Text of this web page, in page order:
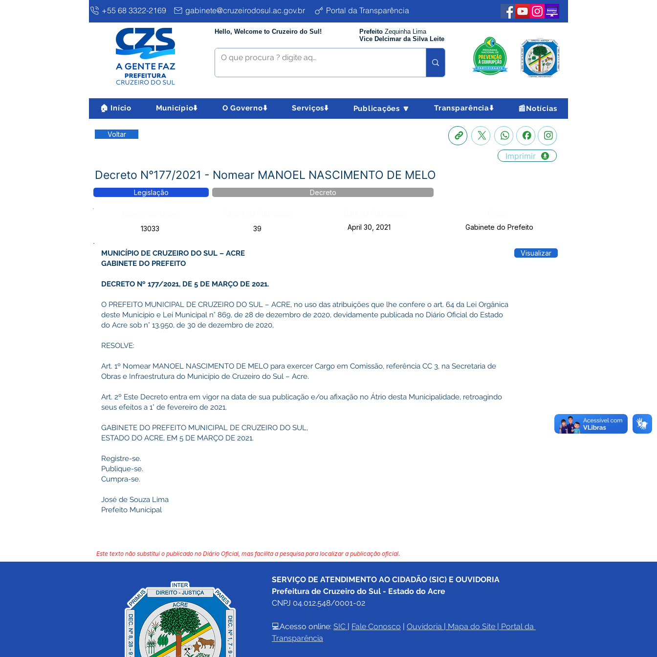
+55 68 3322-2169 gabinete@cruzeirodosul.ac.gov.br Portal da Transparência
Hello, Welcome to Cruzeiro do Sul! Prefeito Zequinha Lima
Vice Delcimar da Silva Leite
🏠 Início Município⬇️ O Governo⬇️ Serviços⬇️ Publicações 🔽 Transparência⬇️ 📰Notícias
Voltar
Imprimir
Decreto N°177/2021 - Nomear MANOEL NASCIMENTO DE MELO
Legislação Decreto
13033
39 April 30, 2021 Gabinete do Prefeito
MUNICÍPIO DE CRUZEIRO DO SUL – ACRE
GABINETE DO PREFEITO
DECRETO Nº 177/2021, DE 5 DE MARÇO DE 2021.
O PREFEITO MUNICIPAL DE CRUZEIRO DO SUL – ACRE, no uso das atribuições que lhe confere o art. 64 da Lei Orgânica
deste Município e Lei Municipal n° 869, de 28 de dezembro de 2020, devidamente publicada no Diário Oficial do Estado
do Acre sob n° 13.950, de 30 de dezembro de 2020,
RESOLVE:
Art. 1º Nomear MANOEL NASCIMENTO DE MELO para exercer Cargo em Comissão, referência CC 3, na Secretaria de
Obras e Infraestrutura do Município de Cruzeiro do Sul – Acre.
Art. 2º Este Decreto entra em vigor na data de sua publicação e/ou afixação no Átrio desta Municipalidade, retroagindo
seus efeitos a 1° de fevereiro de 2021.
GABINETE DO PREFEITO MUNICIPAL DE CRUZEIRO DO SUL,
ESTADO DO ACRE, EM 5 DE MARÇO DE 2021.
Registre-se.
Publique-se.
Cumpra-se.
José de Souza Lima
Prefeito Municipal
Visualizar
Este texto não substitui o publicado no Diário Oficial, mas facilita a pesquisa para localizar a publicação oficial.
SERVIÇO DE ATENDIMENTO AO CIDADÃO (SIC) E OUVIDORIA
Prefeitura de Cruzeiro do Sul - Estado do Acre
CNPJ 04.012.548/0001-02
💻Acesso online: SIC | Fale Conosco | Ouvidoria | Mapa do Site | Portal da
Transparência